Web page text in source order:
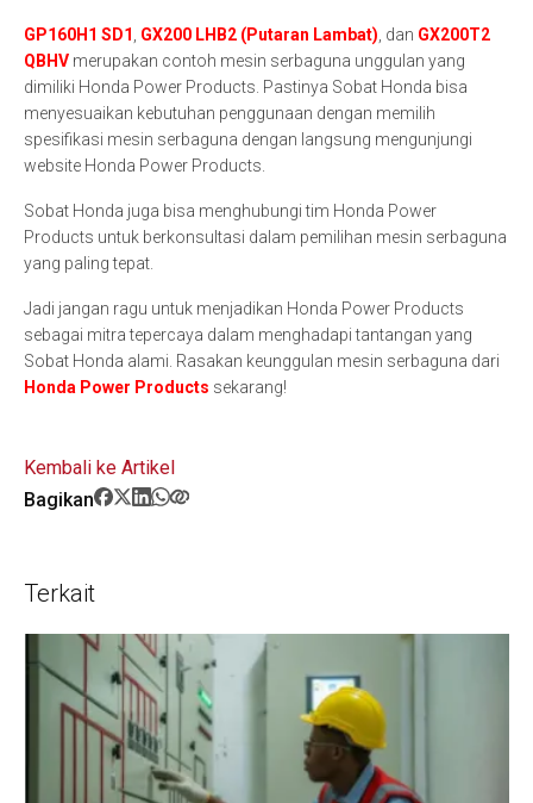
GP160H1 SD1 GX200 LHB2 (Putaran Lambat) , dan GX200T2
QBHV merupakan contoh mesin serbaguna unggulan yang
dimiliki Honda Power Products. Pastinya Sobat Honda bisa
menyesuaikan kebutuhan penggunaan dengan memilih
spesifikasi mesin serbaguna dengan langsung mengunjungi
website Honda Power Products.
Sobat Honda juga bisa menghubungi tim Honda Power
Products untuk berkonsultasi dalam pemilihan mesin serbaguna
yang paling tepat.
Jadi jangan ragu untuk menjadikan Honda Power Products
sebagai mitra tepercaya dalam menghadapi tantangan yang
Sobat Honda alami. Rasakan keunggulan mesin serbaguna dari
Honda Power Products sekarang!
Kembali ke Artikel
Bagikan
Terkait